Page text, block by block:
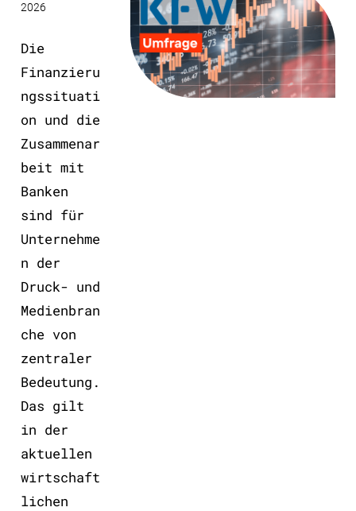
2026
Die
Finanzieru
ngssituati
on und die
Zusammenar
beit mit
Banken
sind für
Unternehme
n der
Druck- und
Medienbran
che von
zentraler
Bedeutung.
Das gilt
in der
aktuellen
wirtschaft
lichen